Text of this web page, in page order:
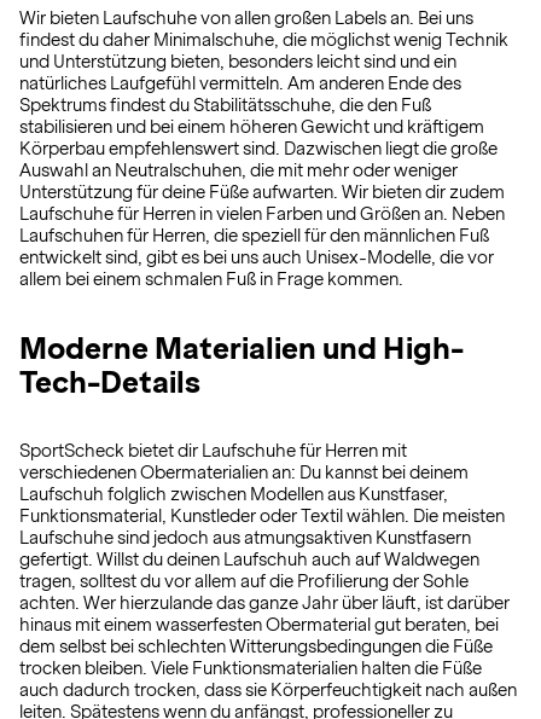
Wir bieten Laufschuhe von allen großen Labels an. Bei uns
findest du daher Minimalschuhe, die möglichst wenig Technik
und Unterstützung bieten, besonders leicht sind und ein
natürliches Laufgefühl vermitteln. Am anderen Ende des
Spektrums findest du Stabilitätsschuhe, die den Fuß
stabilisieren und bei einem höheren Gewicht und kräftigem
Körperbau empfehlenswert sind. Dazwischen liegt die große
Auswahl an Neutralschuhen, die mit mehr oder weniger
Unterstützung für deine Füße aufwarten. Wir bieten dir zudem
Laufschuhe für Herren in vielen Farben und Größen an. Neben
Laufschuhen für Herren, die speziell für den männlichen Fuß
entwickelt sind, gibt es bei uns auch Unisex-Modelle, die vor
allem bei einem schmalen Fuß in Frage kommen.
Moderne Materialien und High-
Tech-Details
SportScheck bietet dir Laufschuhe für Herren mit
verschiedenen Obermaterialien an: Du kannst bei deinem
Laufschuh folglich zwischen Modellen aus Kunstfaser,
Funktionsmaterial, Kunstleder oder Textil wählen. Die meisten
Laufschuhe sind jedoch aus atmungsaktiven Kunstfasern
gefertigt. Willst du deinen Laufschuh auch auf Waldwegen
tragen, solltest du vor allem auf die Profilierung der Sohle
achten. Wer hierzulande das ganze Jahr über läuft, ist darüber
hinaus mit einem wasserfesten Obermaterial gut beraten, bei
dem selbst bei schlechten Witterungsbedingungen die Füße
trocken bleiben. Viele Funktionsmaterialien halten die Füße
auch dadurch trocken, dass sie Körperfeuchtigkeit nach außen
leiten. Spätestens wenn du anfängst, professioneller zu